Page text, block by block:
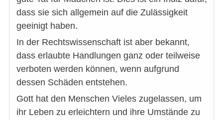
dass sie sich allgemein auf die Zulässigkeit
geeinigt haben.
In der Rechtswissenschaft ist aber bekannt,
dass erlaubte Handlungen ganz oder teilweise
verboten werden können, wenn aufgrund
dessen Schäden entstehen.
Gott hat den Menschen Vieles zugelassen, um
ihr Leben zu erleichtern und ihre Umstände zu